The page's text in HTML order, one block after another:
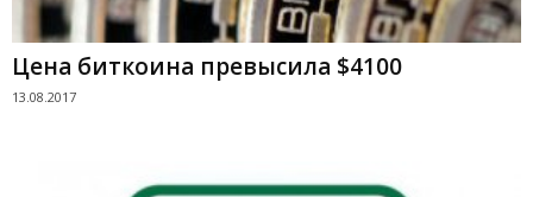
Цена биткоина превысила $4100
13.08.2017